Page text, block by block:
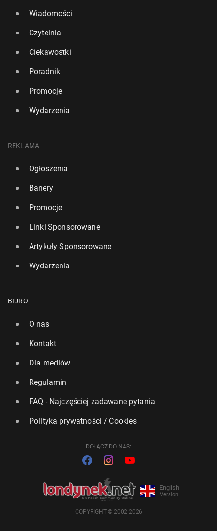
Wiadomości
Czytelnia
Ciekawostki
Poradnik
Promocje
Wydarzenia
REKLAMA
Ogłoszenia
Banery
Promocje
Linki Sponsorowane
Artykuły Sponsorowane
Wydarzenia
BIURO
O nas
Kontakt
Dla mediów
Regulamin
FAQ - Najczęściej zadawane pytania
Polityka prywatności / Cookies
DOŁĄCZ DO NAS:
English
Version
COPYRIGHT © 2002-2026